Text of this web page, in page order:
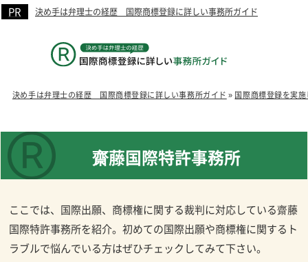
決め手は弁理士の経歴 国際商標登録に詳しい事務所ガイド
決め手は弁理士の経歴 国際商標登録に詳しい事務所ガイド » 国際商標登録を実
齋藤国際特許事務所
ここでは、国際出願、商標権に関する裁判に対応している齋藤
国際特許事務所を紹介。初めての国際出願や商標権に関するト
ラブルで悩んでいる方はぜひチェックしてみて下さい。